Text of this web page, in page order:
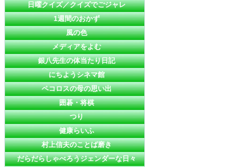
日曜クイズ／クイズでごジャレ
1週間のおかず
風の色
メディアをよむ
銀八先生の体当たり日記
にちようシネマ館
ペコロスの母の思い出
囲碁・将棋
つり
健康らいふ
村上信夫のことば磨き
だらだらしゃべろうジェンダーな日々